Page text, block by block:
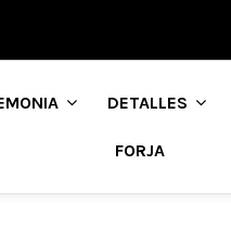
DETALLES
FORJA